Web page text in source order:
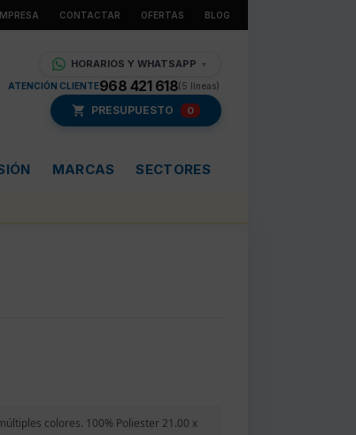
CONTACTAR OFERTAS BLOG
HORARIOS Y WHATSAPP ▼
ATENCIÓN CLIENTE968 421 618(5 líneas)
PRESUPUESTO 0
MARCAS SECTORES
colores. 100% Poliester 21.00 x